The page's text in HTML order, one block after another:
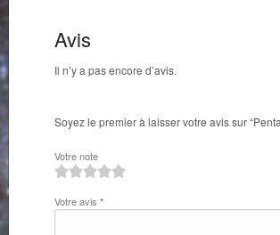
Avis
Il n’y a pas encore d’avis.
Soyez le premier à laisser votre avis sur
Votre note
Votre avis *